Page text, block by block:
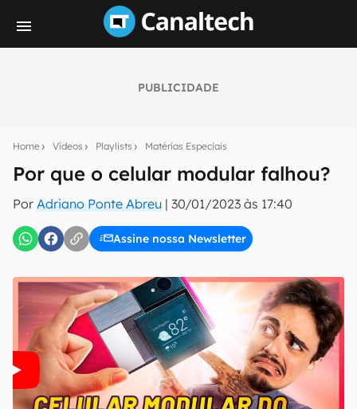
PUBLICIDADE
Home Vídeos Playlists Matérias Especiais
Por que o celular modular falhou?
Por Adriano Ponte Abreu | 30/01/2023 às 17:40
Assine nossa Newsletter
notícias e reviews sobre tecnologia em primeira
E-mail
Confirmo que li, aceito e concordo com os
Termos de
Uso e Política de Privacidade do Canaltech.